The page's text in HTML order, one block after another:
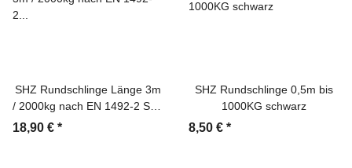
SHZ Rundschlinge Länge 3m
/ 2000kg nach EN 1492-2 SF7
18,90 € *
SHZ Rundschlinge 0,5m bis
1000KG schwarz
8,50 € *